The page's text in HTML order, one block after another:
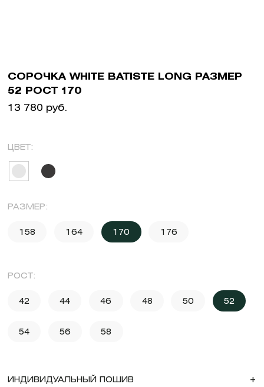
СОРОЧКА WHITE BATISTE LONG РАЗМЕР
52 РОСТ 170
13 780 руб.
ЦВЕТ:
РАЗМЕР:
158 164 170 176
РОСТ:
42 44 46 48 50 52
54 56 58
ИНДИВИДУАЛЬНЫЙ ПОШИВ +